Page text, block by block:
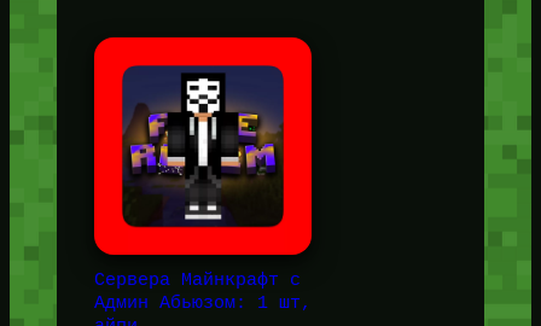
Сервера Майнкрафт с
Админ Абьюзом: 1 шт,